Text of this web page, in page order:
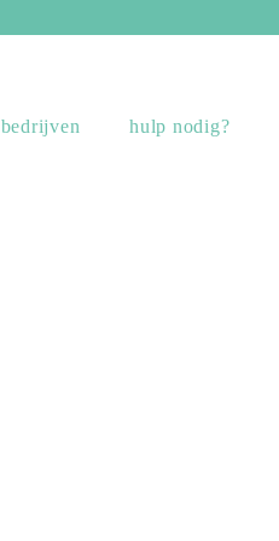
bedrijven hulp nodig?